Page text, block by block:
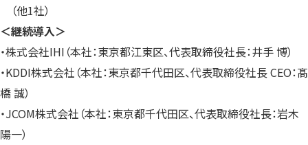
（他1社）
＜継続導入＞
・株式会社IHI（本社：東京都江東区、代表取締役社長：井手 博）
・KDDI株式会社（本社：東京都千代田区、代表取締役社長 CEO：髙
橋 誠）
・JCOM株式会社（本社：東京都千代田区、代表取締役社長：岩木
陽一）